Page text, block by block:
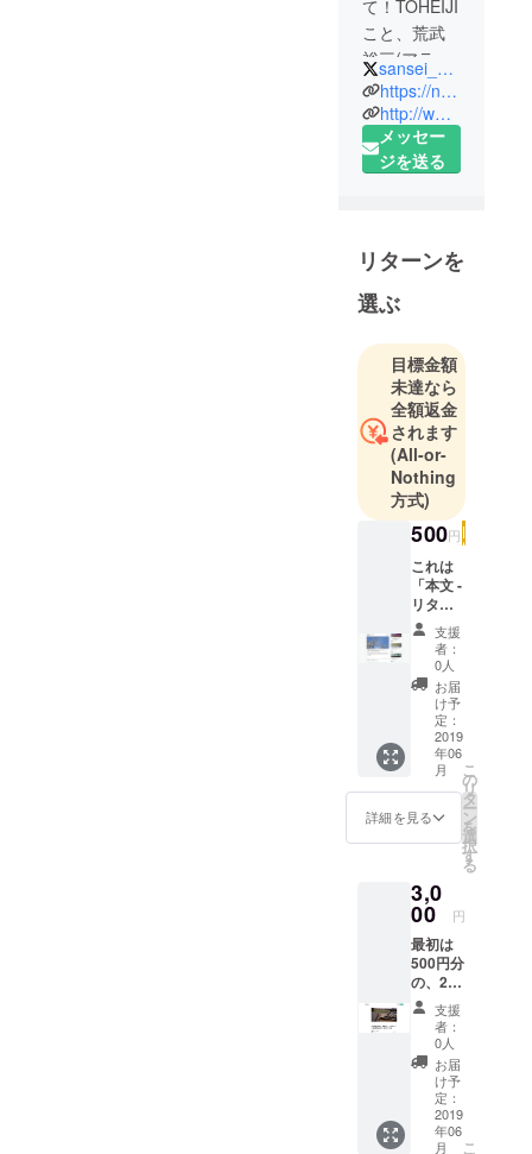
て！TOHEIJI
こと、荒武
裕三(アラタ
ケ ユウゾウ)
といいま
す。よろし
くお願いし
ちらのキャ
ンプファイ
アーさんで
の購入型の
クラウド
ファンディ
ング・サー
ビスで資金
調達を行う
事を思い付
き、オー
ナー登録の
ほうをさせ
て頂きまし
た。
日頃は、週
の半分はこ
ちらの現在
居る宮崎県
側の都城市
内、あとの
半分は実家
鹿児島県側
にある曽於
市内で、そ
れぞれ行き
来をしなが
ら過ごして
いるような
sansei_341
https://note.mu/
http://www.toheiji.com/
メッセー
ジを送る
リターンを
選ぶ
目標金額
未達なら
全額返金
されます
(All-or-
Nothing
方式)
500円
これは
「本文 -
リター
ン」の
ところ
でも、
もう既
にお話
してい
ます
が、私
荒武が
「note
」で書
いた、
以下に
料コン
テンツ
のマガ
ジン2部
及び、
それら
にある
合計24
本の有
料記事
を、リ
ターン
として
提供の
支援
者：
0人
お届
け予
定：
2019
年06
月
詳細を見る
こ
の
リ
タ
ー
ン
を
選
択
す
る
3,0
00 円
最初は
500円分
の、2種
類から
なるマ
ガジン
による
リター
ンの設
定をさ
せて頂
支援
者：
0人
お届
け予
定：
2019
年06
月
こ